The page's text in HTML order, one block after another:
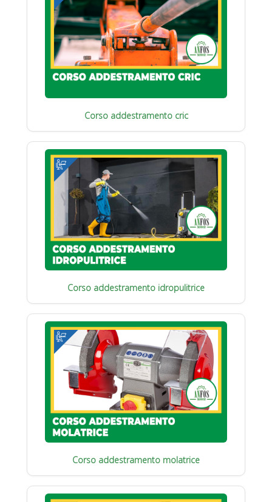
Corso addestramento cric
Corso addestramento idropulitrice
Corso addestramento molatrice